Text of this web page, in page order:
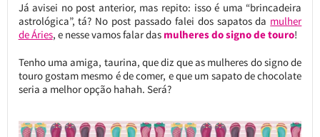
Já avisei no post anterior, mas repito: isso é uma “brincadeira
astrológica”, tá? No post passado falei dos sapatos da mulher
de Áries, e nesse vamos falar dasmulheres do signo de touro!
Tenho uma amiga, taurina, que diz que as mulheres do signo de
touro gostam mesmo é de comer, e que um sapato de chocolate
seria a melhor opção hahah. Será?